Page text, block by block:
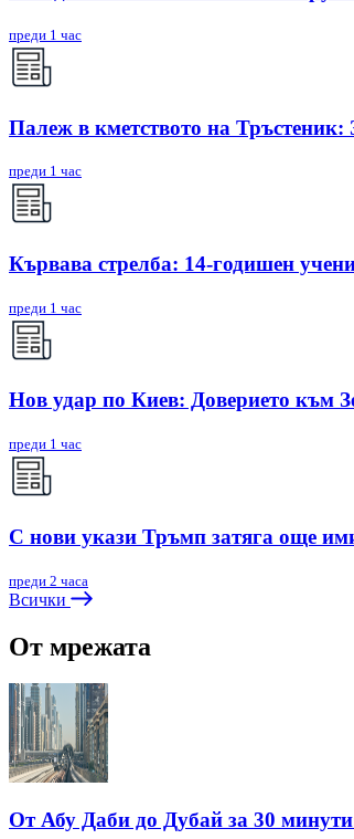
преди 1 час
Палеж в кметството на
преди 1 час
Кървава стрелба: 14-годишен
преди 1 час
Нов удар по Киев: Доверието към
преди 1 час
С нови укази Тръмп затяга още
преди 2 часа
Всички
От мрежата
От Абу Даби до Дубай за 30